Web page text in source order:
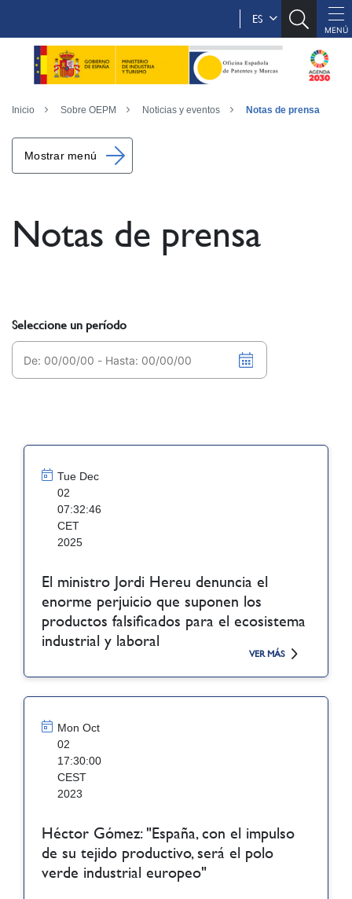
ES
Inicio Sobre OEPM Noticias y eventos Notas de prensa
Mostrar menú
Notas de prensa
Seleccione un período
Tue Dec
02
07:32:46
CET
2025
El ministro Jordi Hereu denuncia el
enorme perjuicio que suponen los
productos falsificados para el ecosistema
industrial y laboral
VER MÁS
Mon Oct
02
17:30:00
CEST
2023
Héctor Gómez: "España, con el impulso
de su tejido productivo, será el polo
verde industrial europeo"